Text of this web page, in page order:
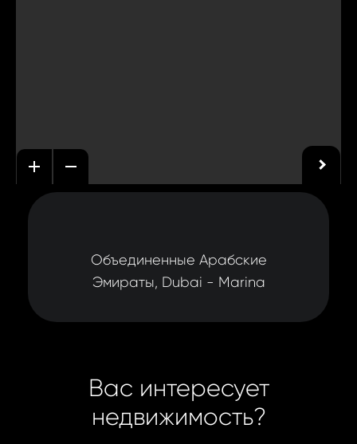
Объединенные Арабские
Эмираты, Dubai - Marina
Вас интересует
недвижимость?